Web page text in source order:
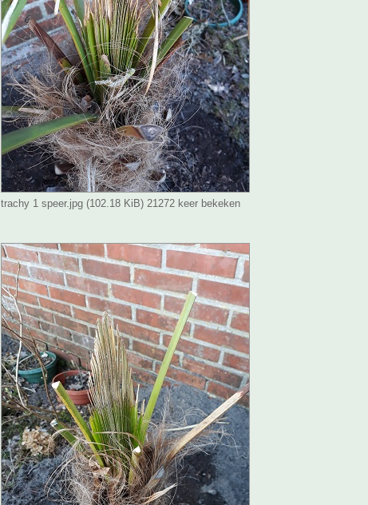
trachy 1 speer.jpg (102.18 KiB) 21272 keer bekeken